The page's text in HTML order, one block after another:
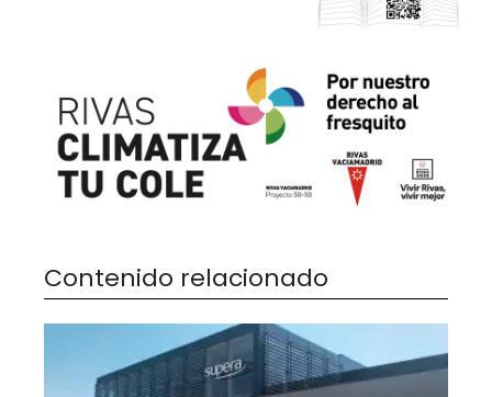
Contenido relacionado